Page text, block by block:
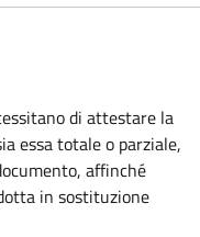
di attestare la
essa totale o parziale,
affinché
in sostituzione